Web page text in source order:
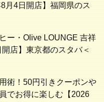
月4日開店】福岡県のス
ー・Olive LOUNGE 吉祥
店】東京都のスタバ＜
術！50円引きクーポンや
でお得に楽しむ【2026